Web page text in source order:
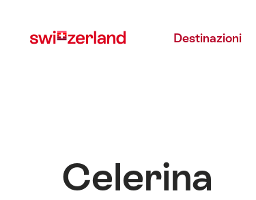
myswitzerland.com
Destinazioni
Celerina